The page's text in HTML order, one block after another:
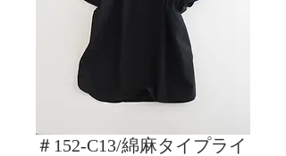
＃152-C13/綿麻タイプライ